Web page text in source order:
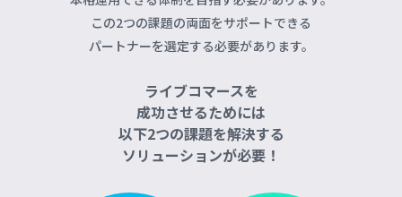
この2つの課題の両面をサポートできる
パートナーを選定する必要があります。
ライブコマースを
成功させるためには
以下2つの課題を解決する
ソリューションが必要！